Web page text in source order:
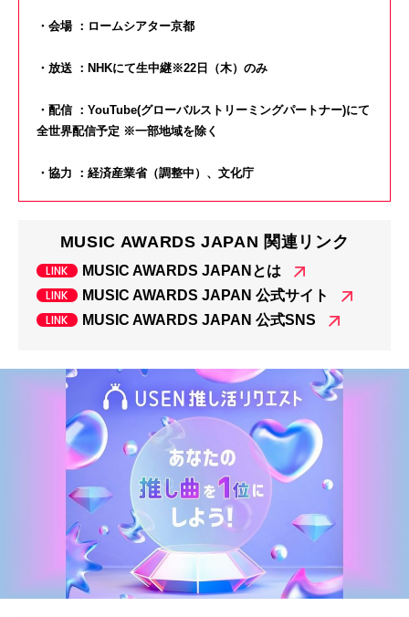
・会場 ：ロームシアター京都
・放送 ：NHKにて生中継※22日（木）のみ
・配信 ：YouTube(グローバルストリーミングパートナー)にて
全世界配信予定 ※一部地域を除く
・協力 ：経済産業省（調整中）、文化庁
MUSIC AWARDS JAPAN 関連リンク
MUSIC AWARDS JAPANとは
MUSIC AWARDS JAPAN 公式サイト
MUSIC AWARDS JAPAN 公式SNS